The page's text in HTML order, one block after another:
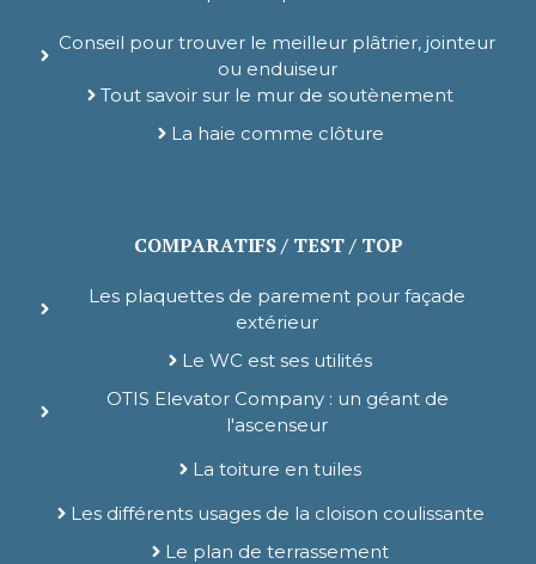
Conseil pour trouver le meilleur plâtrier, jointeur
ou enduiseur
Tout savoir sur le mur de soutènement
La haie comme clôture
COMPARATIFS / TEST / TOP
Les plaquettes de parement pour façade
extérieur
Le WC est ses utilités
OTIS Elevator Company : un géant de
l'ascenseur
La toiture en tuiles
Les différents usages de la cloison coulissante
Le plan de terrassement